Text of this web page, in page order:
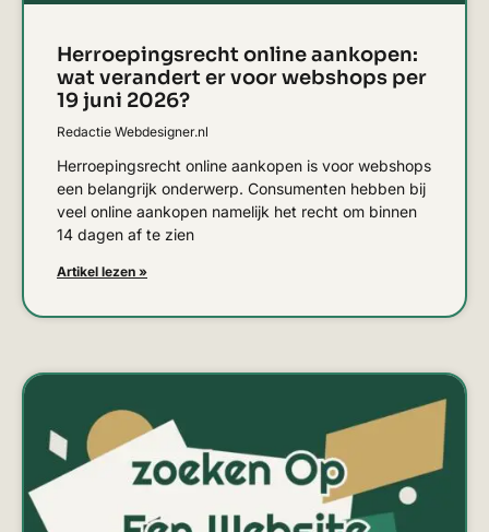
Herroepingsrecht online aankopen:
wat verandert er voor webshops per
19 juni 2026?
Redactie Webdesigner.nl
Herroepingsrecht online aankopen is voor webshops
een belangrijk onderwerp. Consumenten hebben bij
veel online aankopen namelijk het recht om binnen
14 dagen af te zien
Artikel lezen »